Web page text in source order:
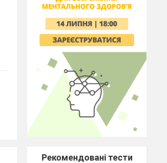
Рекомендовані тести